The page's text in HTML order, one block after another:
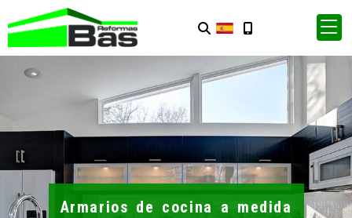
Armarios de cocina a medida